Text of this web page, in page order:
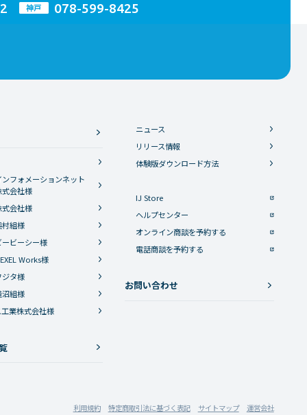
神戸 078-599-8425
フォメーションネット
式会社様
式会社様
村組様
ビーシー様
Works様
ジタ様
沼組様
業株式会社様
ニュース
リリース情報
体験版ダウンロード方法
IJ Store
ヘルプセンター
オンライン商談を予約する
電話商談を予約する
お問い合わせ
利用規約 特定商取引法に基づく表記 サイトマップ 運営会社